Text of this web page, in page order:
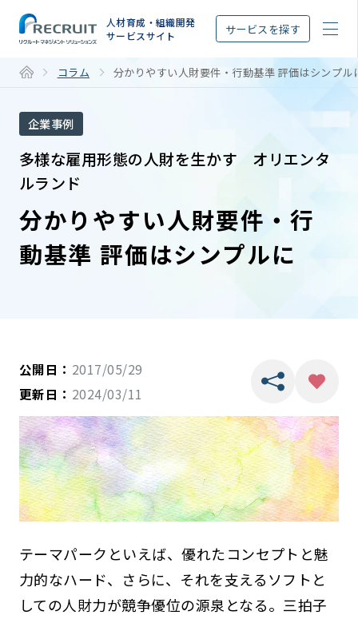
人材育成・組織開発
サービスサイト
サービスを探す
コラム 分かりやすい人財要件・行動基準 評価はシンプル
企業事例
多様な雇用形態の人財を生かす オリエンタ
ルランド
分かりやすい人財要件・行
動基準 評価はシンプルに
公開日： 2017/05/29
更新日： 2024/03/11
テーマパークといえば、優れたコンセプトと魅
力的なハード、さらに、それを支えるソフトと
しての人財力が競争優位の源泉となる。三拍子